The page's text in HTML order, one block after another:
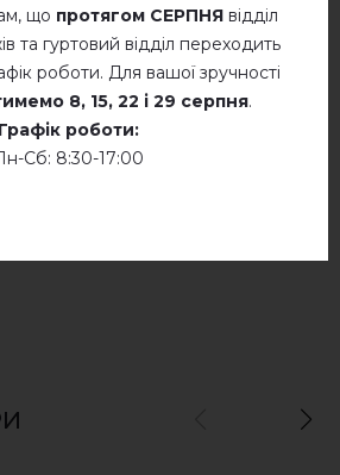
ПРО КИЛИНА (БІЛЕ)
краса!
у барабанній сушці
у розкладеному стані
що протягом СЕРПНЯвідділ
та гуртовий відділ переходить
роботи. Для вашої зручності
8, 15, 22 і 29 серпня.
Графік роботи:
Сб: 8:30-17:00